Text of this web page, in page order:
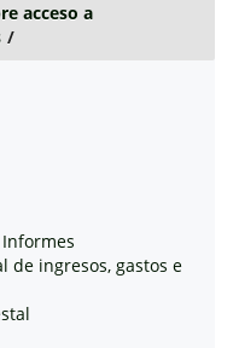
acceso a
/
de ingresos, gastos e